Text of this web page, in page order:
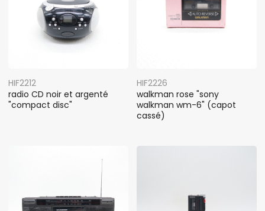
HIF2212
radio CD noir et argenté
"compact disc"
HIF2226
walkman rose "sony
walkman wm-6" (capot
cassé)